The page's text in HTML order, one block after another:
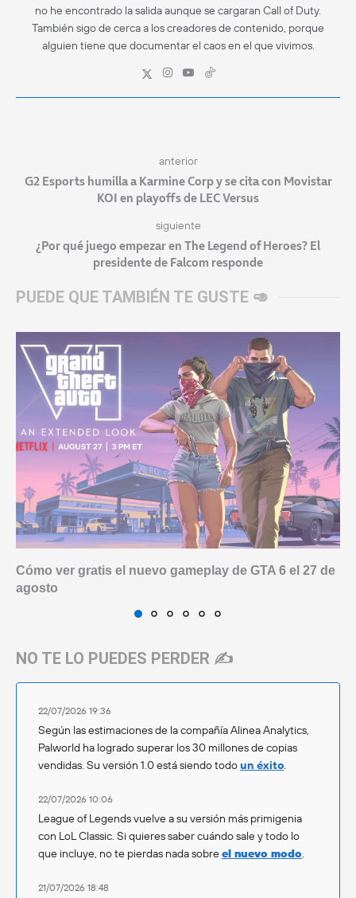
no he encontrado la salida aunque se cargaran Call of Duty.
También sigo de cerca a los creadores de contenido, porque
alguien tiene que documentar el caos en el que vivimos.
anterior
G2 Esports humilla a Karmine Corp y se cita con Movistar
KOI en playoffs de LEC Versus
siguiente
¿Por qué juego empezar en The Legend of Heroes? El
presidente de Falcom responde
PUEDE QUE TAMBIÉN TE GUSTE 🥑
Cómo ver gratis el nuevo gameplay de GTA 6 el 27 de
agosto
NO TE LO PUEDES PERDER ✍️
22/07/2026 19:36
Según las estimaciones de la compañía Alinea Analytics,
Palworld ha logrado superar los 30 millones de copias
vendidas. Su versión 1.0 está siendo todoun éxito.
22/07/2026 10:06
League of Legends vuelve a su versión más primigenia
con LoL Classic. Si quieres saber cuándo sale y todo lo
que incluye, no te pierdas nada sobreel nuevo modo.
21/07/2026 18:48